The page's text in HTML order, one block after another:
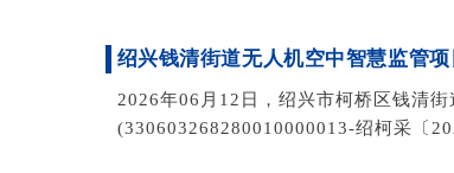
绍兴钱清街道无人机空中智慧监管
2026年06月12日， 绍兴市柯桥区钱清街
(330603268280010000013-绍柯采〔